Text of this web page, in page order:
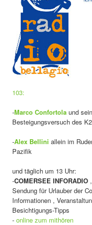
103:
-Marco Confortola und
Besteigungsversuch des
-Alex Bellini allein im
Pazifik
und täglich um 13 Uhr:
-COMERSEE INFORADIO
Sendung für Urlauber der
Informationen ,
Besichtigungs-Tipps
- online zum mithören